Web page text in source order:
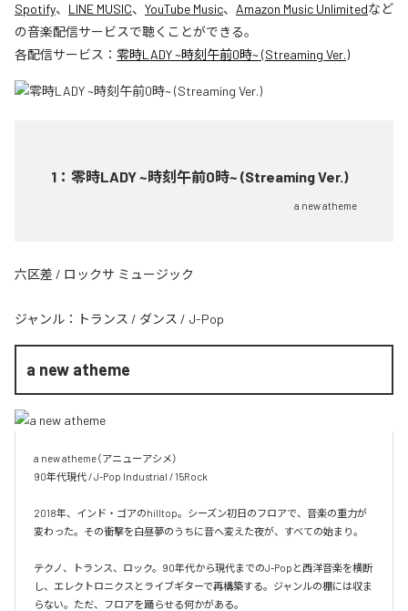
Spotify、 LINE MUSIC、 YouTube Music、 Amazon Music Unlimitedなど
の音楽配信サービスで聴くことができる。
各配信サービス： 零時LADY ~時刻午前0時~ (Streaming Ver.)
1 ： 零時LADY ~時刻午前0時~ (Streaming Ver.)
a new atheme
六区差 / ロックサ ミュージック
ジャンル： トランス / ダンス / J-Pop
a new atheme
a new atheme（アニューアシメ）
90年代現代 / J-Pop Industrial / 15Rock
2018年、インド・ゴアのhilltop。シーズン初日のフロアで、音楽の重力が
変わった。その衝撃を白昼夢のうちに音へ変えた夜が、すべての始まり。
テクノ、トランス、ロック。90年代から現代までのJ-Popと西洋音楽を横断
し、エレクトロニクスとライブギターで再構築する。ジャンルの棚には収ま
らない。ただ、フロアを踊らせる何かがある。